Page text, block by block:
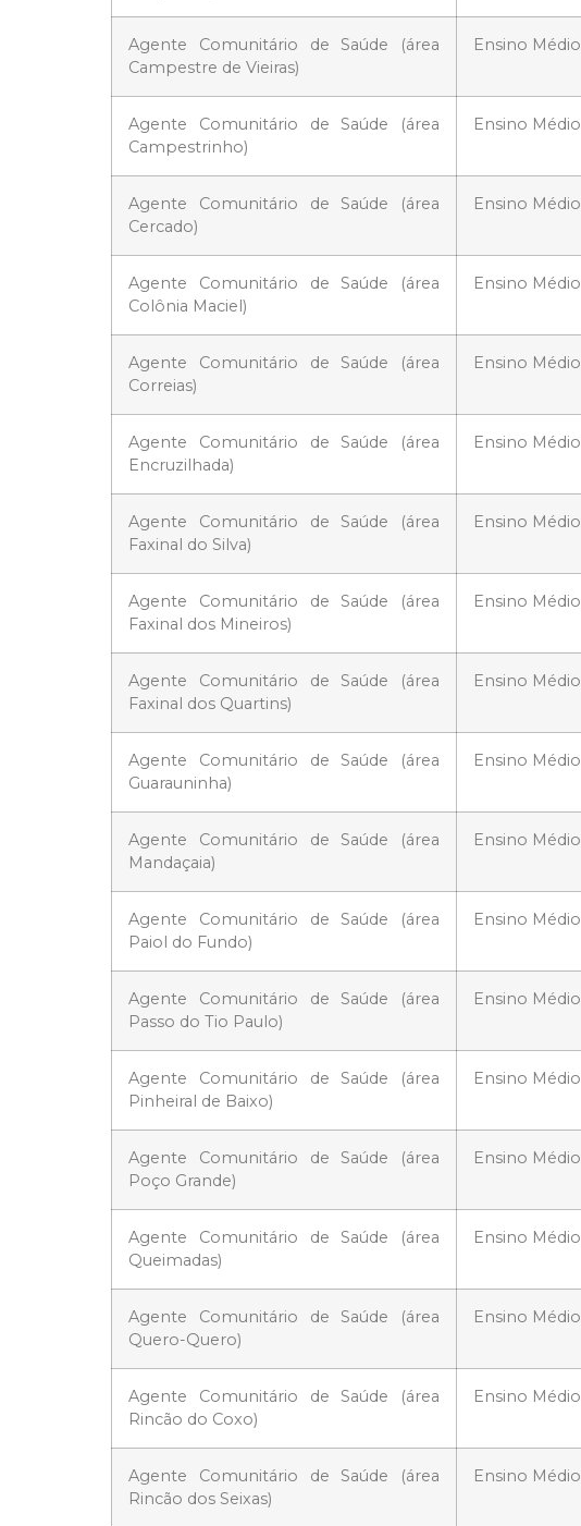
Agente Comunitário de Saúde (área
Campestre de Vieiras)
Ensino Médio
Agente Comunitário de Saúde (área
Campestrinho)
Ensino Médio
Agente Comunitário de Saúde (área
Cercado)
Ensino Médio
Agente Comunitário de Saúde (área
Colônia Maciel)
Ensino Médio
Agente Comunitário de Saúde (área
Correias)
Ensino Médio
Agente Comunitário de Saúde (área
Encruzilhada)
Ensino Médio
Agente Comunitário de Saúde (área
Faxinal do Silva)
Ensino Médio
Agente Comunitário de Saúde (área
Faxinal dos Mineiros)
Ensino Médio
Agente Comunitário de Saúde (área
Faxinal dos Quartins)
Ensino Médio
Agente Comunitário de Saúde (área
Guarauninha)
Ensino Médio
Agente Comunitário de Saúde (área
Mandaçaia)
Ensino Médio
Agente Comunitário de Saúde (área
Paiol do Fundo)
Ensino Médio
Agente Comunitário de Saúde (área
Passo do Tio Paulo)
Ensino Médio
Agente Comunitário de Saúde (área
Pinheiral de Baixo)
Ensino Médio
Agente Comunitário de Saúde (área
Poço Grande)
Ensino Médio
Agente Comunitário de Saúde (área
Queimadas)
Ensino Médio
Agente Comunitário de Saúde (área
Quero-Quero)
Ensino Médio
Agente Comunitário de Saúde (área
Rincão do Coxo)
Ensino Médio
Agente Comunitário de Saúde (área
Rincão dos Seixas)
Ensino Médio